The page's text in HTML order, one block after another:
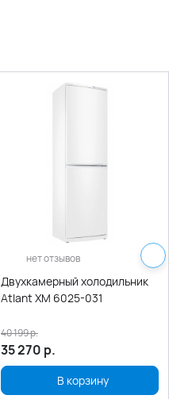
нет отзывов
Двухкамерный холодильник
Atlant ХМ 6025-031
35 270 р.
40 199р.
В корзину